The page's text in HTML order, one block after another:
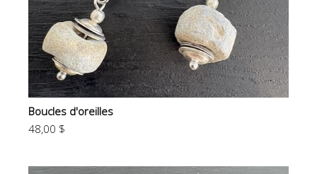
Boucles d'oreilles
48,00 $